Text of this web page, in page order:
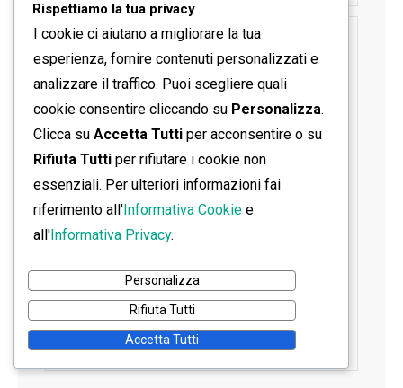
SEGUICI SU FACEBOOK
Rispettiamo la tua privacy
I cookie ci aiutano a migliorare la tua
esperienza, fornire contenuti personalizzati e
analizzare il traffico. Puoi scegliere quali
cookie consentire cliccando su Personalizza.
Clicca su Accetta Tutti per acconsentire o su
Rifiuta Tutti per rifiutare i cookie non
essenziali. Per ulteriori informazioni fai
riferimento all'Informativa Cookie e
all'Informativa Privacy.
Personalizza
Rifiuta Tutti
Accetta Tutti